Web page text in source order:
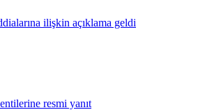
ilişkin açıklama geldi
resmi yanıt